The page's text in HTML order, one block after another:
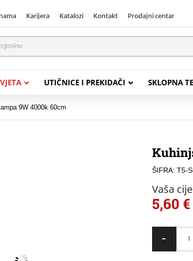
Karijera Katalozi Kontakt Prodajni centar
UTIČNICE I PREKIDAČI SKLOPNA
9W 4000k 60cm
ŠIFRA: T5-
Vaša
5,60 €
-